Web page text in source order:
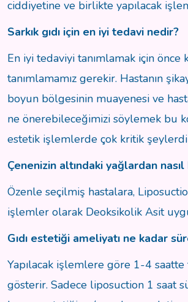
ciddiyetine ve birlikte yapılacak
Sarkık gıdı için en iyi tedavi nedir?
En iyi tedaviyi tanımlamak için önce
tanımlamamız gerekir. Hastanın
boyun bölgesinin muayenesi ve
ne önerebileceğimizi söylemek bu
estetik işlemlerde çok kritik
Çenenizin altındaki yağlardan
Özenle seçilmiş hastalara,
işlemler olarak Deoksikolik Asit
Gıdı estetiği ameliyatı ne kadar
Yapılacak işlemlere göre 1-4 saatte
gösterir. Sadece liposuction 1 saat